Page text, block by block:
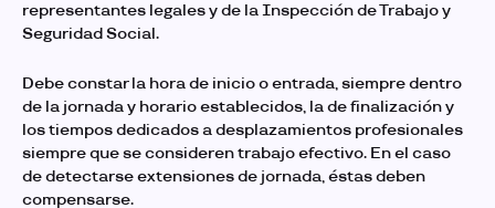
representantes legales y de la Inspección de Trabajo y
Seguridad Social.
Debe constar la hora de inicio o entrada, siempre dentro
de la jornada y horario establecidos, la de finalización y
los tiempos dedicados a desplazamientos profesionales
siempre que se consideren trabajo efectivo. En el caso
de detectarse extensiones de jornada, éstas deben
compensarse.